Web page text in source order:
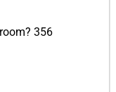
356